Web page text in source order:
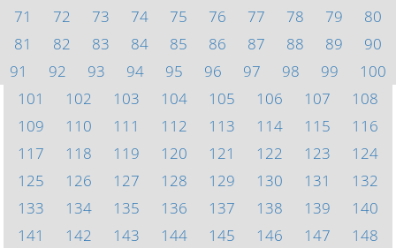
71
72 73 74 75 76 77 78 79
80
81
82 83 84 85 86 87 88 89
90
91
92 93 94 95 96 97 98 99
100
101
102 103 104 105 106 107
108
109
110 111 112 113 114 115
116
117
118 119 120 121 122 123
124
125
126 127 128 129 130 131
132
133
134 135 136 137 138 139
140
141
142 143 144 145 146 147
148